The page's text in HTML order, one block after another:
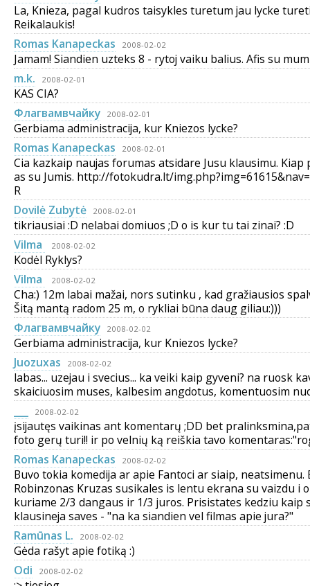
La, Knieza, pagal kudros taisykles turetum jau lycke
Reikalaukis!
Romas Kanapeckas
2008-02-02
Jamam! Siandien uzteks 8 - rytoj vaiku balius. Afis su
m.k.
2008-02-01
KAS CIA?
Флагвамвчaйку
2008-02-01
Gerbiama administracija, kur Kniezos lycke?
Romas Kanapeckas
2008-02-01
Cia kazkaip naujas forumas atsidare Jusu klausimu. Kiap
as su Jumis. http://fotokudra.lt/
R
Dovilė Zubytė
2008-02-01
tikriausiai :D nelabai domiuos ;D o is kur tu tai zinai? :D
Vilma
2008-02-02
Kodėl Ryklys?
Vilma
2008-02-02
Cha:) 12m labai mažai, nors sutinku , kad gražiausios
Šitą mantą radom 25 m, o rykliai būna daug giliau:)))
Флагвамвчaйку
2008-02-02
Gerbiama administracija, kur Kniezos lycke?
Juozuxas
2008-02-02
labas... uzejau i svecius... ka veiki kaip gyveni? na ruosk
skaiciuosim muses, kalbesim angdotus, komentuosim
2008-02-02
įsijautęs vaikinas ant komentarų ;DD bet
foto gerų turi!! ir po velnių ką reiškia tavo
Romas Kanapeckas
2008-02-02
Buvo tokia komedija ar apie Fantoci ar siaip, neatsimenu.
Robinzonas Kruzas susikales is lentu ekrana su vaizdu i
kuriame 2/3 dangaus ir 1/3 juros. Prisistates kedziu kaip
klausineja saves - "na ka siandien vel filmas apie jura?"
Ramūnas L.
2008-02-02
Gėda rašyt apie fotiką :)
Odi
2008-02-02